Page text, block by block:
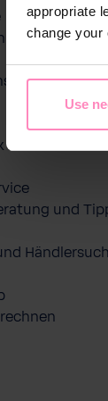
appropriate
change your
Use
und